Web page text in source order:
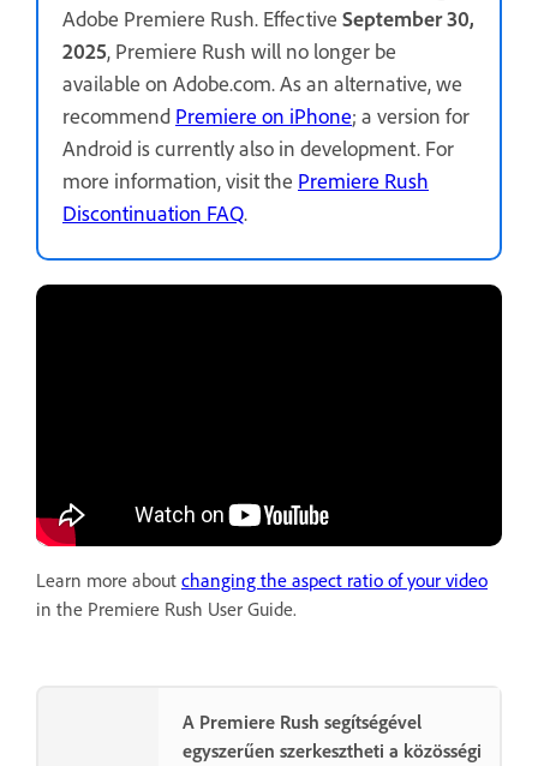
Adobe Premiere Rush. Effective September 30,
2025, Premiere Rush will no longer be
available on Adobe.com. As an alternative, we
recommend Premiere on iPhone; a version for
Android is currently also in development. For
more information, visit the Premiere Rush
Discontinuation FAQ.
Learn more about changing the aspect ratio of your video
in the Premiere Rush User Guide.
A Premiere Rush segítségével
egyszerűen szerkesztheti a közösségi